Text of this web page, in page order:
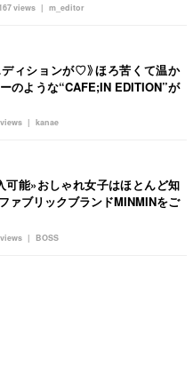
m_editor
views
kanae
ディションが♡》ほろ苦くて温か
のような“CAFE;IN EDITION”が
BOSS
可能»おしゃれ女子はほとんど知
ァブリックブランドMINMINをご